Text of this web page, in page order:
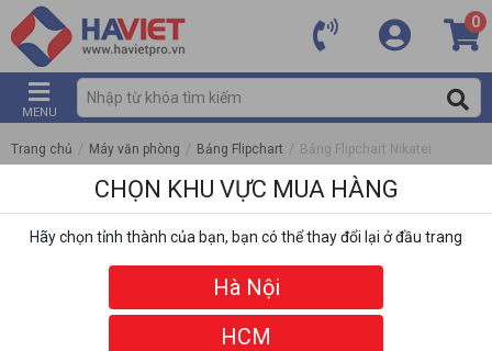
0
MENU
Trang chủ / Máy văn phòng / Bảng Flipchart / Bảng Flipchart Nikatei
CHỌN KHU VỰC MUA HÀNG
Hãy chọn tỉnh thành của bạn, bạn có thể thay đổi lại ở đầu trang
Hà Nội
HCM